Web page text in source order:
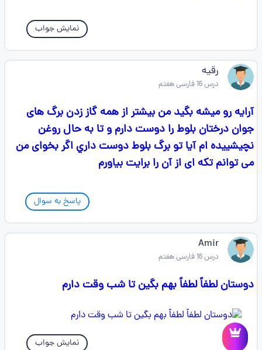
نمایش جواب
رقیه
درس 16 فارسی هفتم
آرایه رو میشه بگید من بیشتر از همه گاز زدن برگ های
جوان درختان بلوط را دوست دارم و تا به حال روغن
نچیشيیده ام آیا تو برگ بلوط دوست داري اگر بخوای من
می توانم تکه ای از آن را برایت بیاورم
پاسخ به سوال
Amir
درس 16 فارسی هفتم
دوستان لطفاً لطفاً بهم بگین تا شب وقت دارم
نمایش جواب